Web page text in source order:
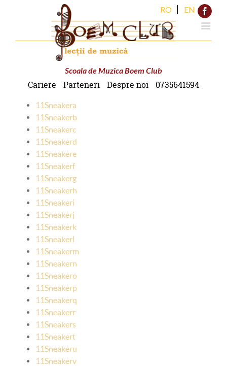
Scoala de Muzica Boem Club
RO EN
Cariere Parteneri Despre noi 0735641594
11Sneakera
11Sneakerb
11Sneakerc
11Sneakerd
11Sneakere
11Sneakerf
11Sneakerg
11Sneakerh
11Sneakeri
11Sneakerj
11Sneakerk
11Sneakerl
11Sneakerm
11Sneakern
11Sneakero
11Sneakerp
11Sneakerq
11Sneakerr
11Sneakers
11Sneakert
11Sneakeru
11Sneakerv